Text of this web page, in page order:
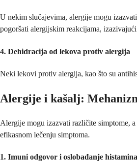
U nekim slučajevima, alergije mogu
pogoršati alergijskim reakcijama,
4. Dehidracija od lekova protiv alergija
Neki lekovi protiv alergija, kao što su
Alergije i kašalj:
Alergije mogu izazvati različite simptome,
efikasnom lečenju simptoma.
1. Imuni odgovor i oslobađanje histamina